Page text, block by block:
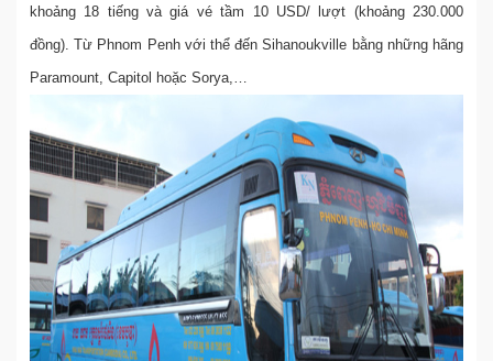
khoảng 18 tiếng và giá vé tầm 10 USD/ lượt (khoảng 230.000
đồng). Từ Phnom Penh với thể đến Sihanoukville bằng những hãng
Paramount, Capitol hoặc Sorya,…